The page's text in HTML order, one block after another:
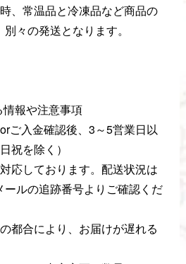
、常温品と冷凍品など商品の
々の発送となります。
情報や注意事項
ご入金確認後、3～5営業日以
祝を除く）
応しております。配送状況は
ルの追跡番号よりご確認くだ
都合により、お届けが遅れる